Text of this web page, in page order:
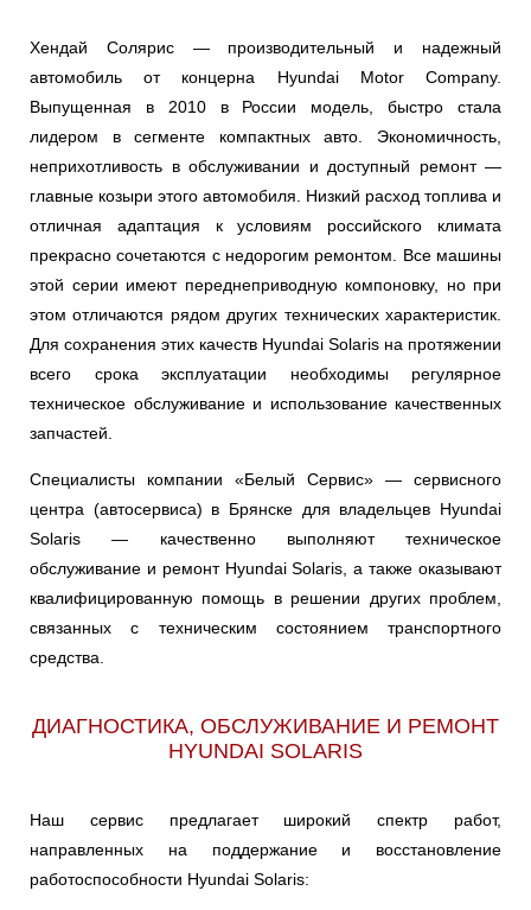
Хендай Солярис — производительный и надежный
автомобиль от концерна Hyundai Motor Company.
Выпущенная в 2010 в России модель, быстро стала
лидером в сегменте компактных авто. Экономичность,
неприхотливость в обслуживании и доступный ремонт —
главные козыри этого автомобиля. Низкий расход топлива и
отличная адаптация к условиям российского климата
прекрасно сочетаются с недорогим ремонтом. Все машины
этой серии имеют переднеприводную компоновку, но при
этом отличаются рядом других технических характеристик.
Для сохранения этих качеств Hyundai Solaris на протяжении
всего срока эксплуатации необходимы регулярное
техническое обслуживание и использование качественных
запчастей.
Специалисты компании «Белый Сервис» — сервисного
центра (автосервиса) в Брянске для владельцев Hyundai
Solaris — качественно выполняют техническое
обслуживание и ремонт Hyundai Solaris, а также оказывают
квалифицированную помощь в решении других проблем,
связанных с техническим состоянием транспортного
средства.
ДИАГНОСТИКА, ОБСЛУЖИВАНИЕ И РЕМОНТ
HYUNDAI SOLARIS
Наш сервис предлагает широкий спектр работ,
направленных на поддержание и восстановление
работоспособности Hyundai Solaris: